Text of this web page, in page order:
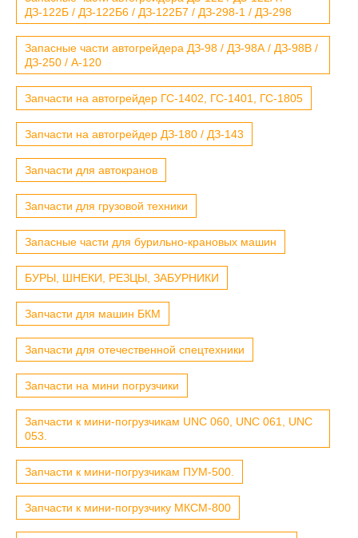
ДЗ-122Б / ДЗ-122Б6 / ДЗ-122Б7 / ДЗ-298-1 / ДЗ-298
Запасные части автогрейдера ДЗ-98 / ДЗ-98А / ДЗ-98В /
ДЗ-250 / А-120
Запчасти на автогрейдер ГС-1402, ГС-1401, ГС-1805
Запчасти на автогрейдер ДЗ-180 / ДЗ-143
Запчасти для автокранов
Запчасти для грузовой техники
Запасные части для бурильно-крановых машин
БУРЫ, ШНЕКИ, РЕЗЦЫ, ЗАБУРНИКИ
Запчасти для машин БКМ
Запчасти для отечественной спецтехники
Запчасти на мини погрузчики
Запчасти к мини-погрузчикам UNC 060, UNC 061, UNC
053.
Запчасти к мини-погрузчикам ПУМ-500.
Запчасти к мини-погрузчику МКСМ-800